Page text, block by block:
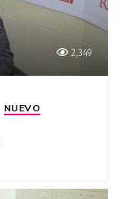
2,349
NUEVO